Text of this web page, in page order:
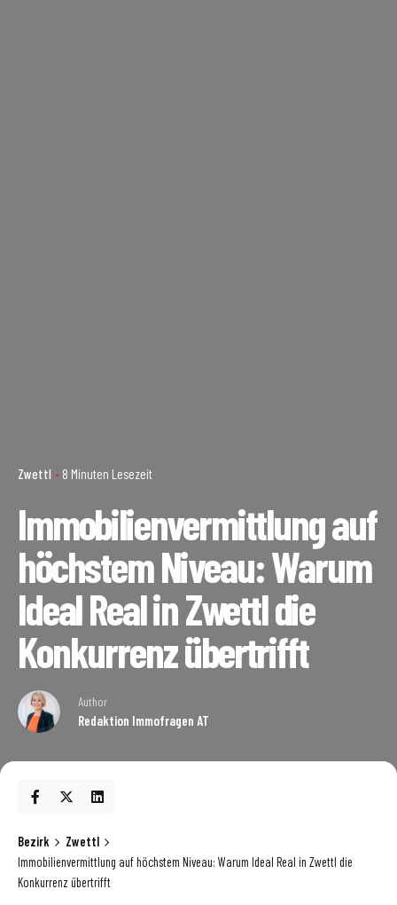
Zwettl 8 Minuten Lesezeit
Immobilienvermittlung auf
höchstem Niveau: Warum
Ideal Real in Zwettl die
Konkurrenz übertrifft
Author
Redaktion Immofragen AT
Bezirk
Zwettl
Immobilienvermittlung auf höchstem Niveau: Warum Ideal Real in Zwettl die
Konkurrenz übertrifft